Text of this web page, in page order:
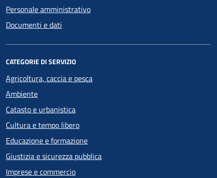
Personale amministrativo
Documenti e dati
CATEGORIE DI SERVIZIO
Agricoltura, caccia e pesca
Ambiente
Catasto e urbanistica
Cultura e tempo libero
Educazione e formazione
Giustizia e sicurezza pubblica
Imprese e commercio